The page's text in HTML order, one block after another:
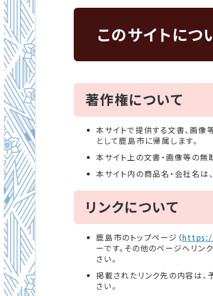
このサイトにつ
著作権について
本サイトで提供する文書、画像
として鹿島市に帰属します。
本サイト上の文書・画像等の無
本サイト内の商品名・会社名は
リンクについて
鹿島市のトップページ（
ーです。その他のページへリン
さい。
掲載されたリンク先の内容は、
さい。